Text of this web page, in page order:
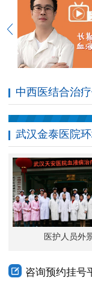
中西医结合治
武汉金泰医院
医护人员外景
咨询预约挂号